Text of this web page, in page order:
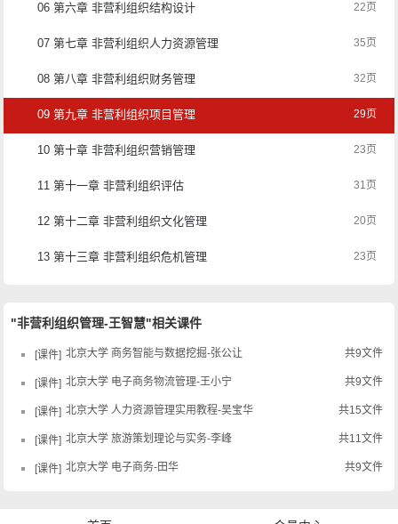
06 第六章 非营利组织结构设计 22页
07 第七章 非营利组织人力资源管理 35页
08 第八章 非营利组织财务管理 32页
09 第九章 非营利组织项目管理 29页
10 第十章 非营利组织营销管理 23页
11 第十一章 非营利组织评估 31页
12 第十二章 非营利组织文化管理 20页
13 第十三章 非营利组织危机管理 23页
"非营利组织管理-王智慧"相关课件
课件 北京大学 商务智能与数据挖掘-张公让 共9文件
课件 北京大学 电子商务物流管理-王小宁 共9文件
课件 北京大学 人力资源管理实用教程-吴宝华 共15文件
课件 北京大学 旅游策划理论与实务-李峰 共11文件
课件 北京大学 电子商务-田华 共9文件